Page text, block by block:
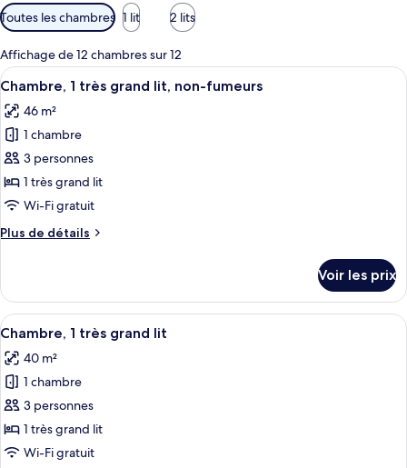
Filtres
disponibles
pour
les
chambres
Toutes les chambres 1 lit 2 lits
Affichage de 12 chambres sur 12
Afficher
toutes
les
photos
pour
ce
type
chambre :
très
grand
lit,
non-
fumeurs
Une chambre d’hôtel avec un
6
Chambre, 1 très grand lit, non-fumeurs
46 m²
1 chambre
3 personnes
1 très grand lit
Wi-Fi gratuit
Plus de détails
Plus
le
type
de
Chambre,
grand
lit,
non-
fumeurs
Voir les prix
Afficher
toutes
les
photos
pour
ce
type
Une chambre d’hôtel moderne,
7
Chambre, 1 très grand lit
40 m²
1 chambre
3 personnes
1 très grand lit
Wi-Fi gratuit